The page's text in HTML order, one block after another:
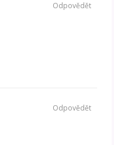
Odpovědět
Odpovědět